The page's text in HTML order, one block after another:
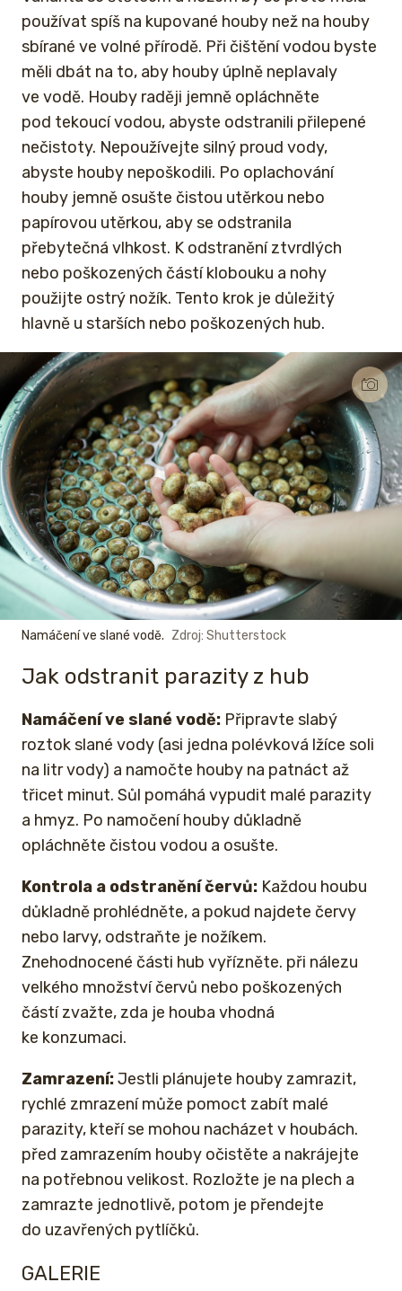
používat spíš na kupované houby než na houby
sbírané ve volné přírodě. Při čištění vodou byste
měli dbát na to, aby houby úplně neplavaly
ve vodě. Houby raději jemně opláchněte
pod tekoucí vodou, abyste odstranili přilepené
nečistoty. Nepoužívejte silný proud vody,
abyste houby nepoškodili. Po oplachování
houby jemně osušte čistou utěrkou nebo
papírovou utěrkou, aby se odstranila
přebytečná vlhkost. K odstranění ztvrdlých
nebo poškozených částí klobouku a nohy
použijte ostrý nožík. Tento krok je důležitý
hlavně u starších nebo poškozených hub.
Namáčení ve slané vodě. Zdroj: Shutterstock
Jak odstranit parazity z hub
Namáčení ve slané vodě: Připravte slabý
roztok slané vody (asi jedna polévková lžíce soli
na litr vody) a namočte houby na patnáct až
třicet minut. Sůl pomáhá vypudit malé parazity
a hmyz. Po namočení houby důkladně
opláchněte čistou vodou a osušte.
Kontrola a odstranění červů: Každou houbu
důkladně prohlédněte, a pokud najdete červy
nebo larvy, odstraňte je nožíkem.
Znehodnocené části hub vyřízněte. při nálezu
velkého množství červů nebo poškozených
částí zvažte, zda je houba vhodná
ke konzumaci.
Zamrazení:Jestli plánujete houby zamrazit,
rychlé zmrazení může pomoct zabít malé
parazity, kteří se mohou nacházet v houbách.
před zamrazením houby očistěte a nakrájejte
na potřebnou velikost. Rozložte je na plech a
zamrazte jednotlivě, potom je přendejte
do uzavřených pytlíčků.
GALERIE